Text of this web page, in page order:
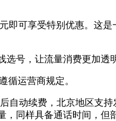
即可享受特别优惠。这
号，让流量消费更加透
循运营商规定。
动续费，北京地区支
同样具备通话时间，